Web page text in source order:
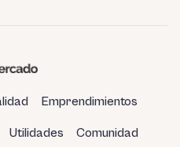
Emprendimientos
Utilidades Comunidad